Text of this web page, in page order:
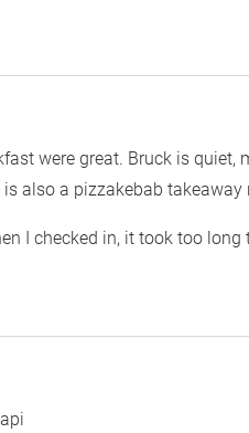
were great. Bruck is
also a pizzakebab
I checked in, it took too long